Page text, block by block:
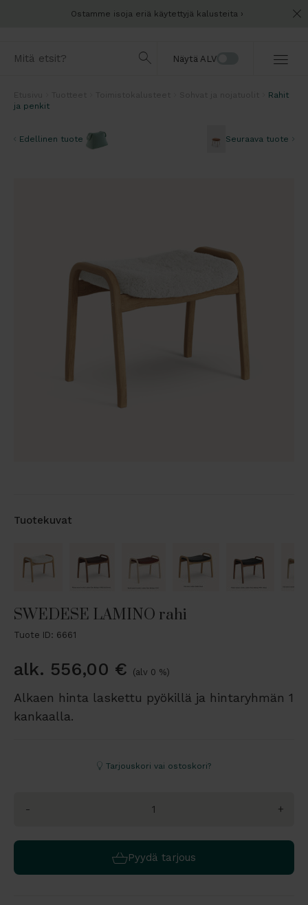
Ostamme isoja eriä käytettyjä kalusteita
Näytä ALV
Rahit
ja penkit
Edellinen tuote Seuraava tuote
Tuotekuvat
SWEDESE LAMINO rahi
Tuote ID: 6661
alk. 556,00 € (alv 0 %)
Alkaen hinta laskettu pyökillä ja hintaryhmän 1
kankaalla.
Tarjouskori vai ostoskori?
- +
Pyydä tarjous